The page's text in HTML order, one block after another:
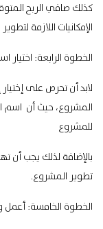
كذلك صافي الربح
الإمكانيات اللازمة
الخطوة الرابعة:
لابد أن تحرص على
المشروع، حيث أن
للمشروع
بالإضافة لذلك يجب
تطوير المشروع.
الخطوة الخامسة: